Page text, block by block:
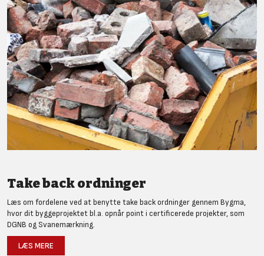
Take back ordninger
Læs om fordelene ved at benytte take back ordninger gennem Bygma,
hvor dit byggeprojektet bl.a. opnår point i certificerede projekter, som
DGNB og Svanemærkning.
LÆS MERE